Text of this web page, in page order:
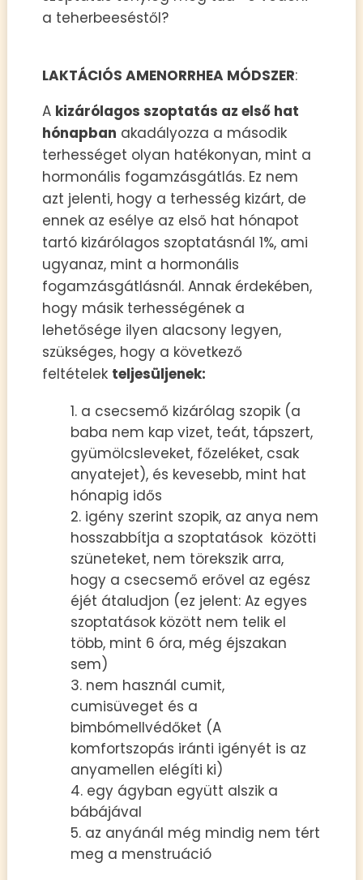
a teherbeeséstől?
LAKTÁCIÓS AMENORRHEA MÓDSZER:
A kizárólagos szoptatás az első hat
hónapban akadályozza a második
terhességet olyan hatékonyan, mint a
hormonális fogamzásgátlás. Ez nem
azt jelenti, hogy a terhesség kizárt, de
ennek az esélye az első hat hónapot
tartó kizárólagos szoptatásnál 1%, ami
ugyanaz, mint a hormonális
fogamzásgátlásnál. Annak érdekében,
hogy másik terhességének a
lehetősége ilyen alacsony legyen,
szükséges, hogy a következő
feltételek teljesüljenek:
a csecsemő kizárólag szopik (a
baba nem kap vizet, teát, tápszert,
gyümölcsleveket, főzeléket, csak
anyatejet), és kevesebb, mint hat
hónapig idős
igény szerint szopik, az anya nem
hosszabbítja a szoptatások közötti
szüneteket, nem törekszik arra,
hogy a csecsemő erővel az egész
éjét átaludjon (ez jelent: Az egyes
szoptatások között nem telik el
több, mint 6 óra, még éjszakan
sem)
nem használ cumit,
cumisüveget és a
bimbómellvédőket (A
komfortszopás iránti igényét is az
anyamellen elégíti ki)
egy ágyban együtt alszik a
bábájával
az anyánál még mindig nem tért
meg a menstruáció